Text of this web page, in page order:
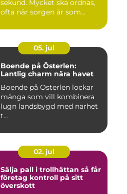
sekund. Mycket ska ordnas,
ofta när sorgen är som
05. jul
Boende på Österlen:
Lantlig charm nära havet
Boende på Österlen lockar
många som vill kombinera
lugn landsbygd med närhet
t...
02. jul
Sälja pall i trollhättan så får
företag kontroll på sitt
överskott